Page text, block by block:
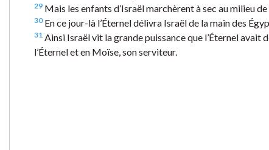
29 Mais les enfants d’Israël marchèrent à sec au milieu
30En ce jour-là l’Éternel délivra Israël de la main des
31 Ainsi Israël vit la grande puissance que l’Éternel
l’Éternel et en Moïse, son serviteur.